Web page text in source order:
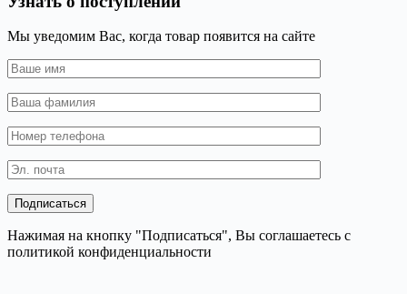
Мы уведомим Вас, когда товар появится на сайте
Нажимая на кнопку "Подписаться", Вы соглашаетесь с
политикой конфиденциальности